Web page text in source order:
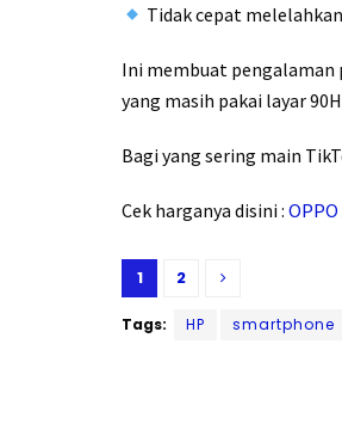
Tidak cepat
Ini membuat pengalaman
yang masih pakai layar
Bagi yang sering main
Cek harganya disini : OPPO
1 2
Tags: HP smartphone